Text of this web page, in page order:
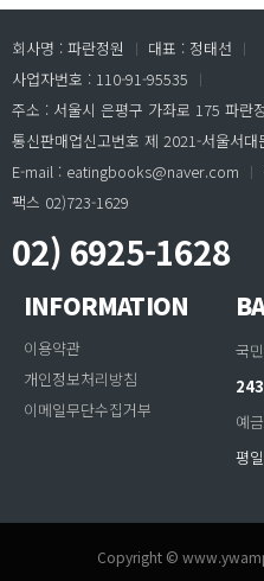
회사명 : 파란정원 ㅣ 대표 : 정태선 ㅣ
사업자번호 : 110-91-95535 ㅣ
주소 : 서울시 은평구 가좌로 175 파란
통신판매업신고번호 제 2021-서울서대
E-mail : eatingbooks@naver.com ㅣ
팩스 02)723-1629
02) 6925-1628
INFORMATION
이용약관
개인정보처리방침
이메일무단수집거부
국
예
평
Copyright ©